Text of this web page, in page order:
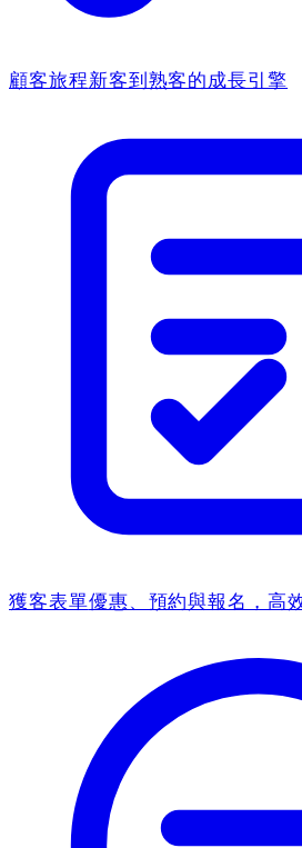
顧客旅程新客到熟客的成長引擎
獲客表單優惠、預約與報名，高